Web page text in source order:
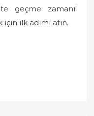
geçme zamanı!
ilk adımı atın.